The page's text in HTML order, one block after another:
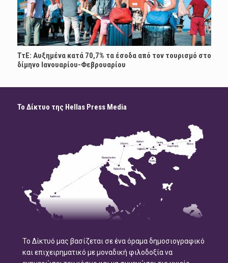
ΤτΕ: Αυξημένα κατά 70,7% τα έσοδα από τον τουρισμό στο
δίμηνο Ιανουαρίου-Φεβρουαρίου
Το Δίκτυο της Hellas Press Media
Το Δίκτυό μας βασίζεται σε ένα όραμα δημοσιογραφικό
και επιχειρηματικό με μοναδική φιλοδοξία να